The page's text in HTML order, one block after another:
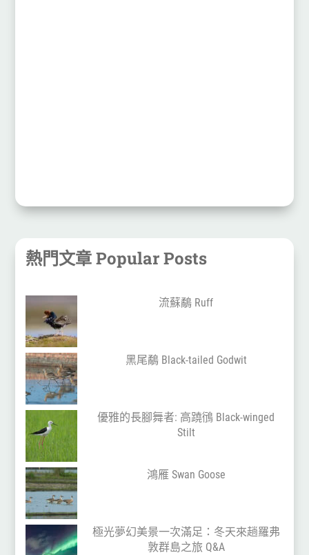
熱門文章 Popular Posts
流蘇鷸 Ruff
黑尾鷸 Black-tailed Godwit
優雅的長腳舞者: 高蹺鴴 Black-winged
Stilt
鴻雁 Swan Goose
極光夢幻美景一次滿足：冬天來趟羅弗
敦群島之旅 Q&A